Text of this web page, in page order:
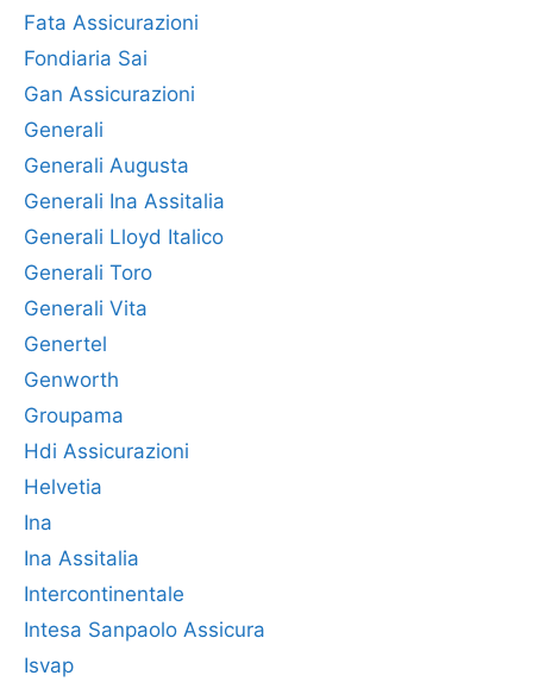
Fata Assicurazioni
Fondiaria Sai
Gan Assicurazioni
Generali
Generali Augusta
Generali Ina Assitalia
Generali Lloyd Italico
Generali Toro
Generali Vita
Genertel
Genworth
Groupama
Hdi Assicurazioni
Helvetia
Ina
Ina Assitalia
Intercontinentale
Intesa Sanpaolo Assicura
Isvap